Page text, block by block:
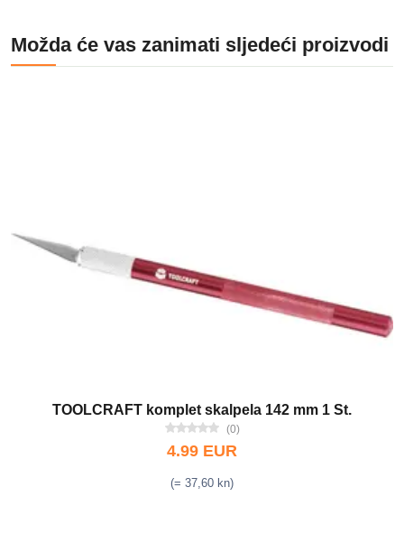
Možda će vas zanimati sljedeći proizvodi
TOOLCRAFT komplet skalpela 142 mm 1 St.
(0)
4.99 EUR
(= 37,60 kn)